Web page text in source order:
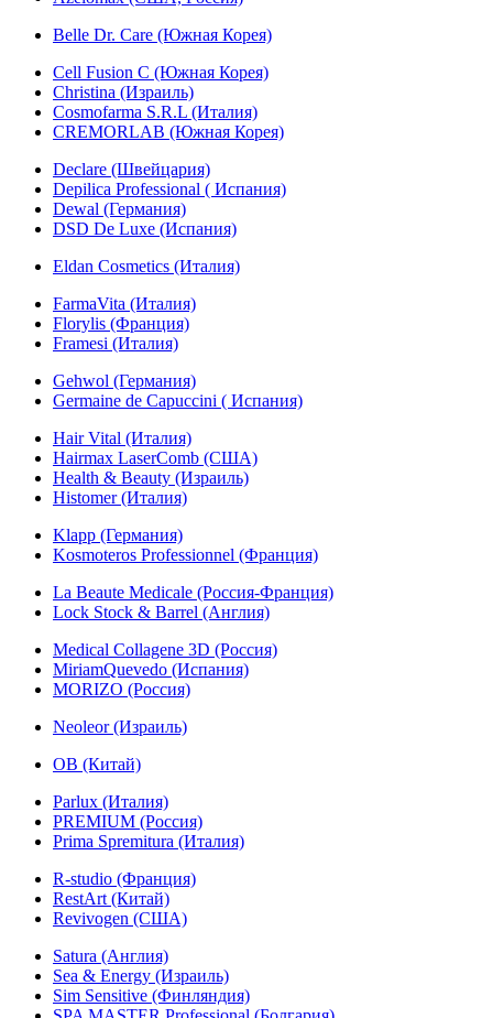
Belle Dr. Care (Южная Корея)
Cell Fusion C (Южная Корея)
Christina (Израиль)
Cosmofarma S.R.L (Италия)
CREMORLAB (Южная Корея)
Declare (Швейцария)
Depilica Professional ( Испания)
Dewal (Германия)
DSD De Luxe (Испания)
Eldan Cosmetics (Италия)
FarmaVita (Италия)
Florylis (Франция)
Framesi (Италия)
Gehwol (Германия)
Germaine de Capuccini ( Испания)
Hair Vital (Италия)
Hairmax LaserComb (США)
Health & Beauty (Израиль)
Histomer (Италия)
Klapp (Германия)
Kosmoteros Professionnel (Франция)
La Beaute Medicale (Россия-Франция)
Lock Stock & Barrel (Англия)
Medical Collagene 3D (Россия)
MiriamQuevedo (Испания)
MORIZO (Россия)
Neoleor (Израиль)
OB (Китай)
Parlux (Италия)
PREMIUM (Россия)
Prima Spremitura (Италия)
R-studio (Франция)
RestArt (Китай)
Revivogen (США)
Satura (Англия)
Sea & Energy (Израиль)
Sim Sensitive (Финляндия)